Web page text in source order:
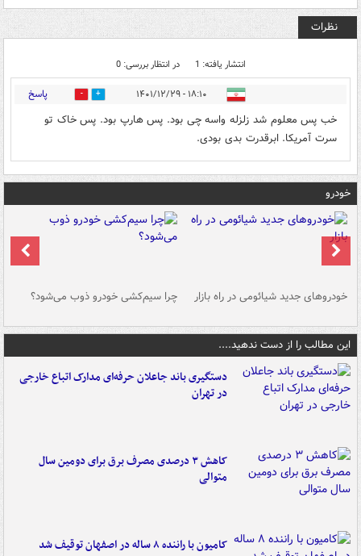
نظرات
انتشار یافته: 1 در انتظار بررسی: 0
۱۸:۱۰ - ۱۴۰۱/۱۲/۲۹ 0 پاسخ
خب پس معلوم شد زلزله واسه چی بود. پس هارپ بود. پس خاک تو
سرت آمریکا. ابرقدرت بدی بودی.
خودرو
خودروهای جدید شیائومی در راه بازار چرا سیم‌کشی خودرو ذوب می‌شود؟
این مطالب را از دست ندهید....
دستگیری باند جاعلان حرفه‌ای مدارک اتباع خارجی
در تهران
کاهش ۳ درصدی مصرف برق برای دومین سال
متوالی
کامیون با راننده ۸ ساله در اصفهان توقیف شد